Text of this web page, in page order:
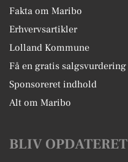
Fakta om Maribo
Erhvervsartikler
Lolland Kommune
Få en gratis salgsvurdering
Sponsoreret indhold
Alt om Maribo
BLIV OPDATERET